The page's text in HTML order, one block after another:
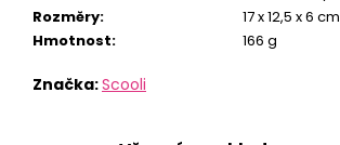
Rozměry:
17 x 12,5 x 6 cm
Hmotnost: 166 g
Značka:Scooli